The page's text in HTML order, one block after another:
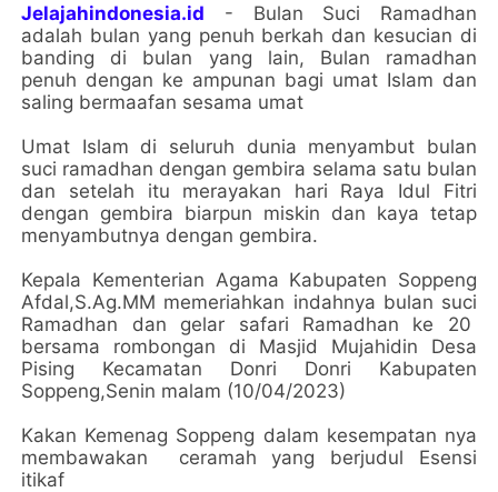
Jelajahindonesia.id - Bulan Suci Ramadhan
adalah bulan yang penuh berkah dan kesucian di
banding di bulan yang lain, Bulan ramadhan
penuh dengan ke ampunan bagi umat Islam dan
saling bermaafan sesama umat
Umat Islam di seluruh dunia menyambut bulan
suci ramadhan dengan gembira selama satu bulan
dan setelah itu merayakan hari Raya Idul Fitri
dengan gembira biarpun miskin dan kaya tetap
menyambutnya dengan gembira.
Kepala Kementerian Agama Kabupaten Soppeng
Afdal,S.Ag.MM memeriahkan indahnya bulan suci
Ramadhan dan gelar safari Ramadhan ke 20
bersama rombongan di Masjid Mujahidin Desa
Pising Kecamatan Donri Donri Kabupaten
Soppeng,Senin malam (10/04/2023)
Kakan Kemenag Soppeng dalam kesempatan nya
membawakan ceramah yang berjudul Esensi
itikaf